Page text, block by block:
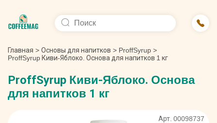
Главная > Основы для напитков > ProffSyrup >
ProffSyrup Киви-Яблоко. Основа для напитков 1 кг
ProffSyrup Киви-Яблоко. Основа
для напитков 1 кг
Арт. 00098737